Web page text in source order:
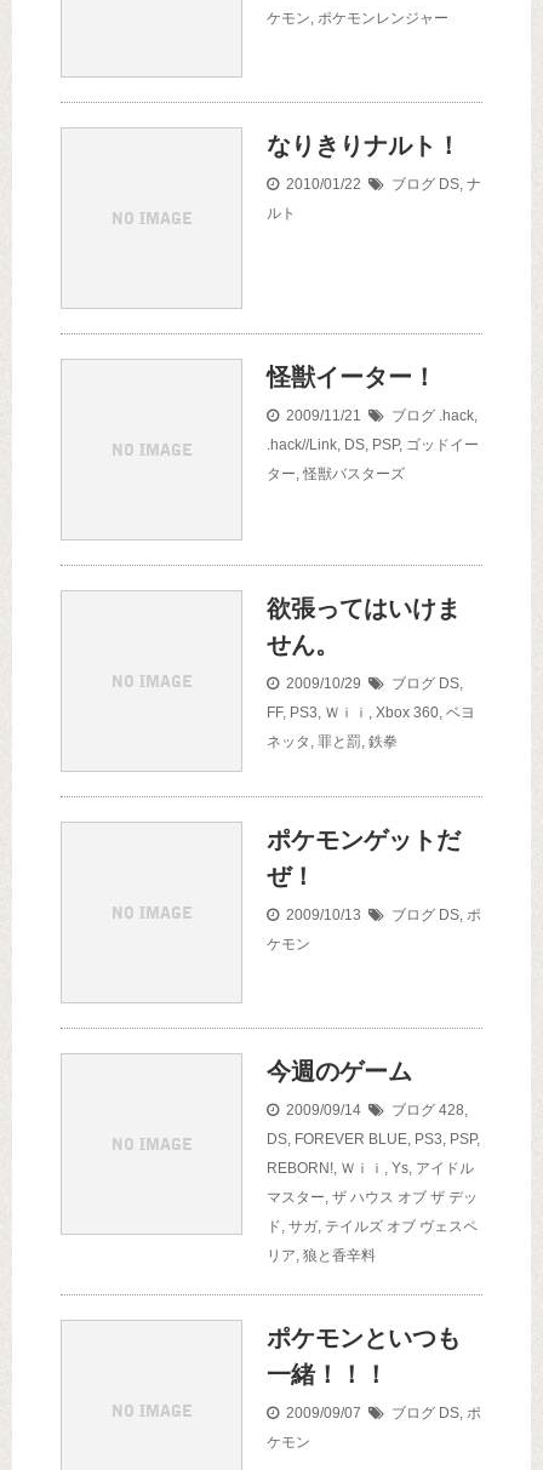
ケモン, ポケモンレンジャー
なりきりナルト！
2010/01/22 ブログ DS, ナ
ルト
怪獣イーター！
2009/11/21 ブログ .hack,
.hack//Link, DS, PSP, ゴッドイー
ター,怪獣バスターズ
欲張ってはいけま
せん。
2009/10/29 ブログ DS,
FF, PS3, Ｗｉｉ , Xbox 360, ベヨ
ネッタ , 罪と罰, 鉄拳
ポケモンゲットだ
ぜ！
2009/10/13 ブログ DS, ポ
ケモン
今週のゲーム
2009/09/14 ブログ 428,
DS, FOREVER BLUE, PS3, PSP,
REBORN!, Ｗｉｉ , Ys, アイドル
マスター, ザ ハウス オブ ザ デッ
ド, サガ, テイルズ オブ ヴェスペ
リア, 狼と香辛料
ポケモンといつも
一緒！！！
2009/09/07 ブログ DS, ポ
ケモン